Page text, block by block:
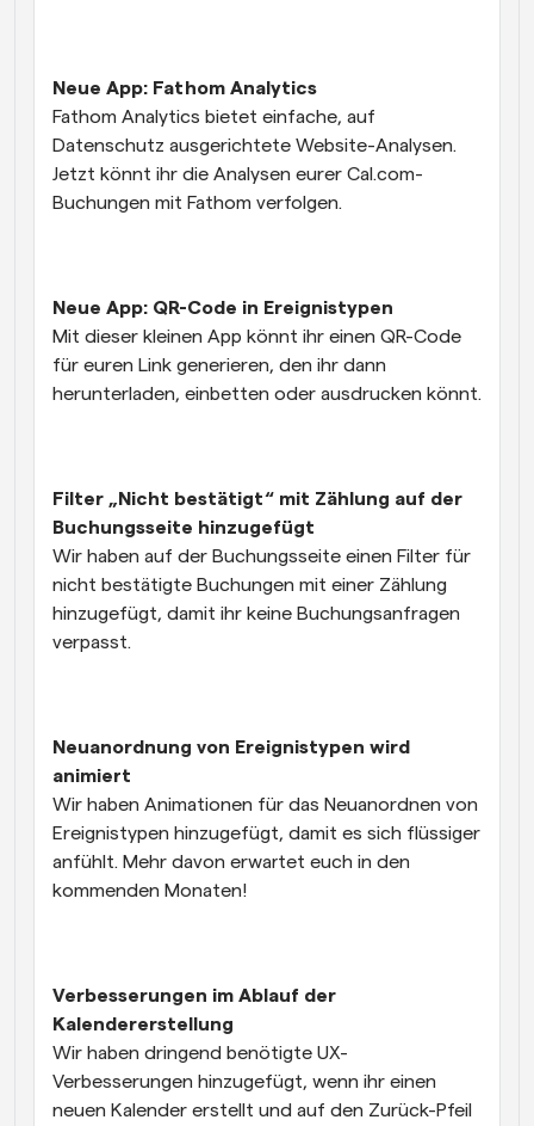
Neue App: Fathom Analytics
Fathom Analytics bietet einfache, auf
Datenschutz ausgerichtete Website-Analysen.
Jetzt könnt ihr die Analysen eurer Cal.com-
Buchungen mit Fathom verfolgen.
Neue App: QR-Code in Ereignistypen
Mit dieser kleinen App könnt ihr einen QR-Code
für euren Link generieren, den ihr dann
herunterladen, einbetten oder ausdrucken könnt.
Filter „Nicht bestätigt“ mit Zählung auf der
Buchungsseite hinzugefügt
Wir haben auf der Buchungsseite einen Filter für
nicht bestätigte Buchungen mit einer Zählung
hinzugefügt, damit ihr keine Buchungsanfragen
verpasst.
Neuanordnung von Ereignistypen wird
animiert
Wir haben Animationen für das Neuanordnen von
Ereignistypen hinzugefügt, damit es sich flüssiger
anfühlt. Mehr davon erwartet euch in den
kommenden Monaten!
Verbesserungen im Ablauf der
Kalendererstellung
Wir haben dringend benötigte UX-
Verbesserungen hinzugefügt, wenn ihr einen
neuen Kalender erstellt und auf den Zurück-Pfeil